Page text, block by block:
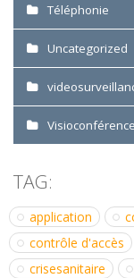
Téléphonie
Uncategorized
Visioconférence
TAG:
application
contrôle d'accès
crisesanitaire